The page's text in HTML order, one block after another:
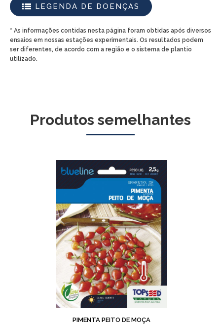
LEGENDA DE DOENÇAS
* As informações contidas nesta página foram obtidas após diversos
ensaios em nossas estações experimentais. Os resultados podem
ser diferentes, de acordo com a região e o sistema de plantio
utilizado.
Produtos semelhantes
PIMENTA PEITO DE MOÇA